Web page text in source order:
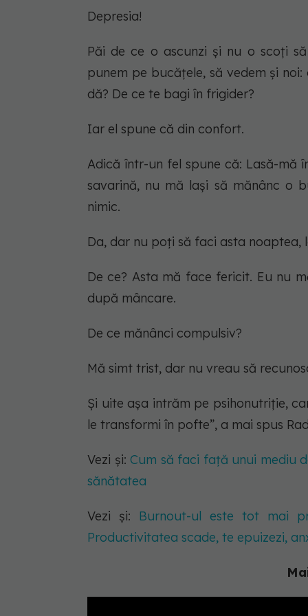
Depresia!
Păi de ce o ascunzi și nu o scoți
punem pe bucățele, să vedem și
dă? De ce te bagi în frigider?
Iar el spune că din confort.
Adică într-un fel spune că: Lasă-mă
savarină, nu mă lași să mănânc o
nimic.
Da, dar nu poți să faci asta noaptea,
De ce? Asta mă face fericit. Eu nu
după mâncare.
De ce mănânci compulsiv?
Mă simt trist, dar nu vreau să
Și uite așa intrăm pe psihonutriție,
le transformi în pofte”, a mai spus
Vezi și:Cum să faci față unui mediu
sănătatea
Vezi și: Burnout-ul este tot mai
Productivitatea scade, te epuizezi,